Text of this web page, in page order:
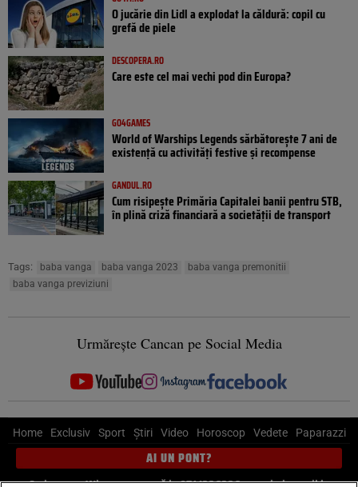
O jucărie din Lidl a explodat la căldură: copil cu
grefă de piele
DESCOPERA.RO
Care este cel mai vechi pod din Europa?
GO4GAMES
World of Warships Legends sărbătorește 7 ani de
existență cu activități festive și recompense
GANDUL.RO
Cum risipește Primăria Capitalei banii pentru STB,
în plină criză financiară a societății de transport
Tags: baba vanga baba vanga 2023
baba vanga premonitii
baba vanga previziuni
Urmărește Cancan pe Social Media
Home Exclusiv Sport Știri Video Horoscop Vedete Paparazzi
AI UN PONT?